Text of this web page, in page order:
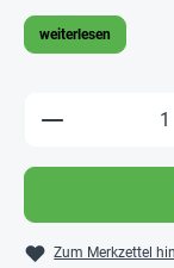
weiterlesen
Produkt
Zum Merkzettel